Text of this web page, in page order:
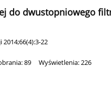
do dwustopniowego
22
89 Wyświetlenia: 226